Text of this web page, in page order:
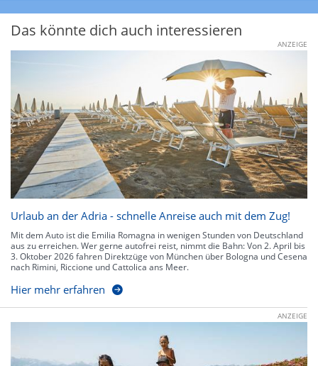
Das könnte dich auch interessieren
ANZEIGE
Urlaub an der Adria - schnelle Anreise auch mit dem Zug!
Mit dem Auto ist die Emilia Romagna in wenigen Stunden von Deutschland
aus zu erreichen. Wer gerne autofrei reist, nimmt die Bahn: Von 2. April bis
3. Oktober 2026 fahren Direktzüge von München über Bologna und Cesena
nach Rimini, Riccione und Cattolica ans Meer.
Hier mehr erfahren
ANZEIGE